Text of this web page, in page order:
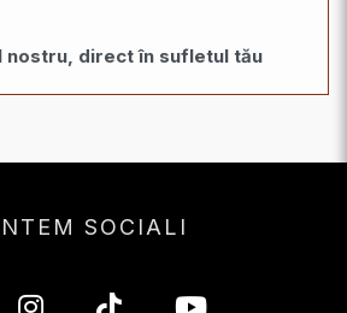
nostru, direct în sufletul tău
SOCIALI